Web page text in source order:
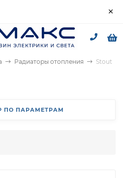
Радиаторы отопления Stout
ПО ПАРАМЕТРАМ